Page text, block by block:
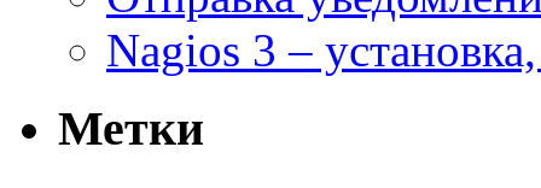
Nagios 3 –
Метки